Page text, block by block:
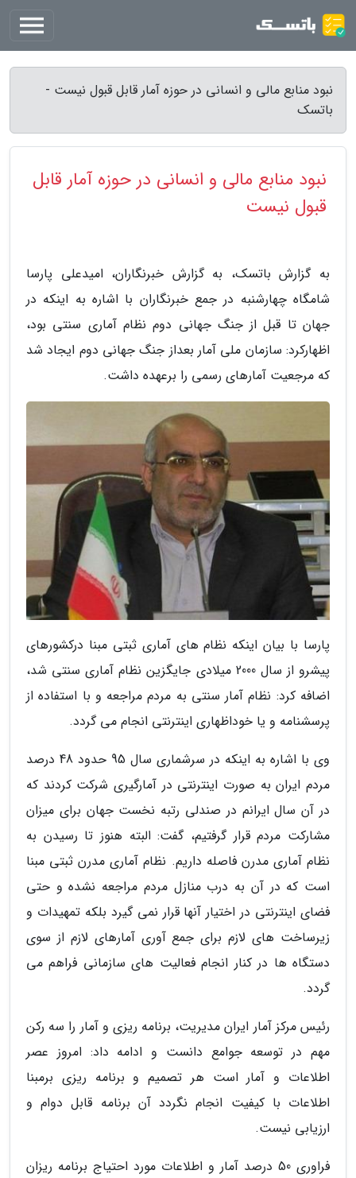
نبود منابع مالی و انسانی در حوزه آمار قابل قبول نیست -
باتسک
نبود منابع مالی و انسانی در حوزه آمار قابل
قبول نیست
به گزارش باتسک، به گزارش خبرنگاران، امیدعلی پارسا
شامگاه چهارشنبه در جمع خبرنگاران با اشاره به اینکه در
جهان تا قبل از جنگ جهانی دوم نظام آماری سنتی بود،
اظهارکرد: سازمان ملی آمار بعداز جنگ جهانی دوم ایجاد شد
که مرجعیت آمارهای رسمی را برعهده داشت.
پارسا با بیان اینکه نظام های آماری ثبتی مبنا درکشورهای
پیشرو از سال 2000 میلادی جایگزین نظام آماری سنتی شد،
اضافه کرد: نظام آمار سنتی به مردم مراجعه و با استفاده از
پرسشنامه و یا خوداظهاری اینترنتی انجام می گردد.
وی با اشاره به اینکه در سرشماری سال 95 حدود 48 درصد
مردم ایران به صورت اینترنتی در آمارگیری شرکت کردند که
در آن سال ایرانم در صندلی رتبه نخست جهان برای میزان
مشارکت مردم قرار گرفتیم، گفت: البته هنوز تا رسیدن به
نظام آماری مدرن فاصله داریم. نظام آماری مدرن ثبتی مبنا
است که در آن به درب منازل مردم مراجعه نشده و حتی
فضای اینترنتی در اختیار آنها قرار نمی گیرد بلکه تمهیدات و
زیرساخت های لازم برای جمع آوری آمارهای لازم از سوی
دستگاه ها در کنار انجام فعالیت های سازمانی فراهم می
گردد.
رئیس مرکز آمار ایران مدیریت، برنامه ریزی و آمار را سه رکن
مهم در توسعه جوامع دانست و ادامه داد: امروز عصر
اطلاعات و آمار است هر تصمیم و برنامه ریزی برمبنا
اطلاعات با کیفیت انجام نگردد آن برنامه قابل دوام و
ارزیابی نیست.
فراوری 50 درصد آمار و اطلاعات مورد احتیاج برنامه ریزان